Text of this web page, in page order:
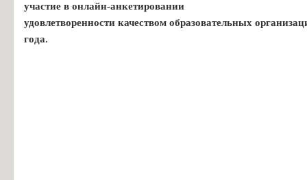
участие в онлайн-анкетировании
удовлетворенности качеством образовательных
года.